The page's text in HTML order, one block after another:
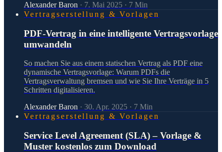
Alexander Baron · 7. Mai 2025 · 7 Min
Vertragserstellung & Vorlagen
PDF-Vertrag in eine intelligente Vertragsvorlage
umwandeln
So machen Sie aus einem statischen Vertrag als PDF eine
dynamische Vertragsvorlage: Warum PDFs die
Vertragsverwaltung bremsen und wie Sie Ihre Verträge in 5
Schritten digitalisieren.
Alexander Baron · 30. Apr. 2025 · 7 Min
Vertragserstellung & Vorlagen
Service Level Agreement (SLA) – Vorlage &
Muster kostenlos zum Download